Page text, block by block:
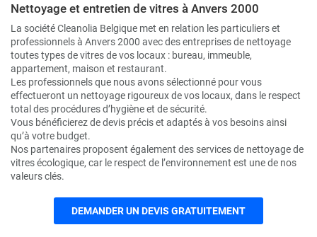
Nettoyage et entretien de vitres à Anvers 2000
La société Cleanolia Belgique met en relation les particuliers et
professionnels à Anvers 2000 avec des entreprises de nettoyage
toutes types de vitres de vos locaux : bureau, immeuble,
appartement, maison et restaurant.
Les professionnels que nous avons sélectionné pour vous
effectueront un nettoyage rigoureux de vos locaux, dans le respect
total des procédures d’hygiène et de sécurité.
Vous bénéficierez de devis précis et adaptés à vos besoins ainsi
qu’à votre budget.
Nos partenaires proposent également des services de nettoyage de
vitres écologique, car le respect de l’environnement est une de nos
valeurs clés.
DEMANDER UN DEVIS GRATUITEMENT